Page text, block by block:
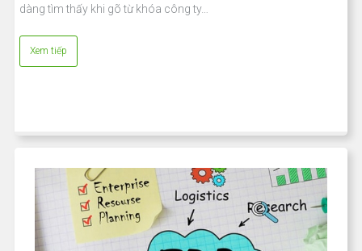
dàng tìm thấy khi gõ từ khóa công ty…
Xem tiếp